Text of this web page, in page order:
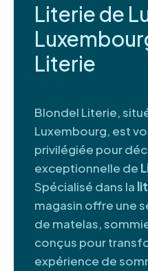
Literie de
Literie
Blondel Literie,
Luxembourg, est
privilégiée pour
exceptionnelle de
Spécialisé dans la
magasin offre une
de matelas,
conçus pour
expérience de